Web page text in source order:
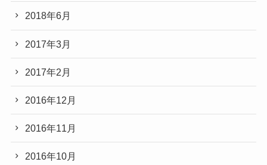
2018年6月
2017年3月
2017年2月
2016年12月
2016年11月
2016年10月